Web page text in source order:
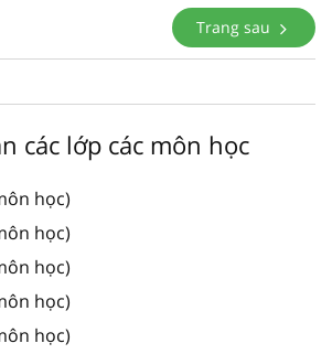
Trang sau
các lớp các môn học
học)
học)
học)
học)
học)